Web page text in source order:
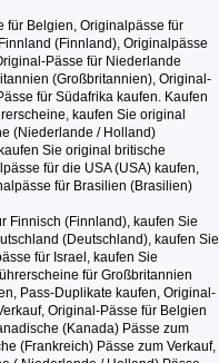
für Belgien, Originalpässe für
(Finnland), Originalpässe
Pässe für Niederlande
(Großbritannien), Original-
für Südafrika kaufen. Kaufen
kaufen Sie original
(Niederlande / Holland)
Sie original britische
für die USA (USA) kaufen,
für Brasilien (Brasilien)
Finnisch (Finnland), kaufen Sie
(Deutschland), kaufen Sie
für Israel, kaufen Sie
für Großbritannien
Pass-Duplikate kaufen, Original-
Original-Pässe für Belgien
(Kanada) Pässe zum
(Frankreich) Pässe zum Verkauf,